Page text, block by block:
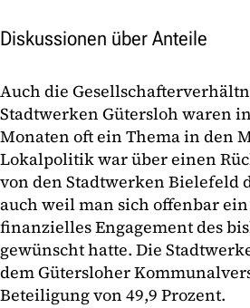
Diskussionen über Anteile
Auch die
Stadtwerken Gütersloh waren
Monaten oft ein Thema in den
Lokalpolitik war über einen
von den Stadtwerken Bielefeld
auch weil man sich offenbar
finanzielles Engagement des
gewünscht hatte. Die
dem Gütersloher
Beteiligung von 49,9 Prozent.